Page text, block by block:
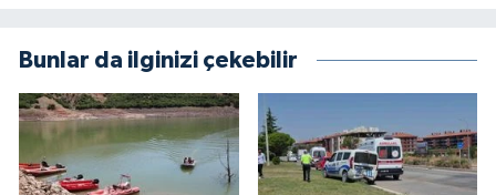
Bunlar da ilginizi çekebilir